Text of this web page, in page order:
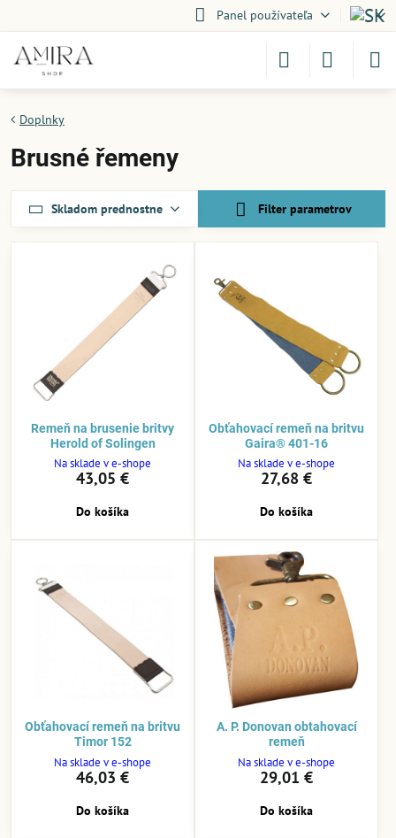
Panel používateľa
Doplnky
Brusné řemeny
Skladom prednostne Filter parametrov
Remeň na brusenie britvy
Herold of Solingen
Na sklade v e-shope
43,05 €
Do košíka
Obťahovací remeň na britvu
Gaira® 401-16
Na sklade v e-shope
27,68 €
Do košíka
Obťahovací remeň na britvu
Timor 152
Na sklade v e-shope
46,03 €
Do košíka
A. P. Donovan obtahovací
remeň
Na sklade v e-shope
29,01 €
Do košíka